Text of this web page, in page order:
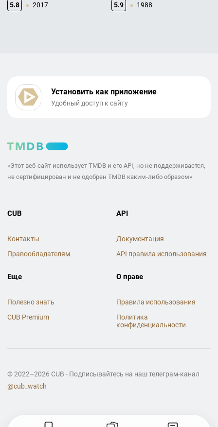
5.8 2017 5.9 1988
Установить как приложение
Удобный доступ к сайту
«Этот веб-сайт использует TMDB и его API, но не поддерживается,
не сертифицирован и не одобрен TMDB каким-либо образом»
CUB
Контакты
Правообладателям
API
Документация
API правила использования
Еще
Полезно знать
CUB Premium
О праве
Правила использования
Политика
конфиденциальности
© 2022–2026 CUB - Подписывайтесь на наш телеграм-канал
@cub_watch